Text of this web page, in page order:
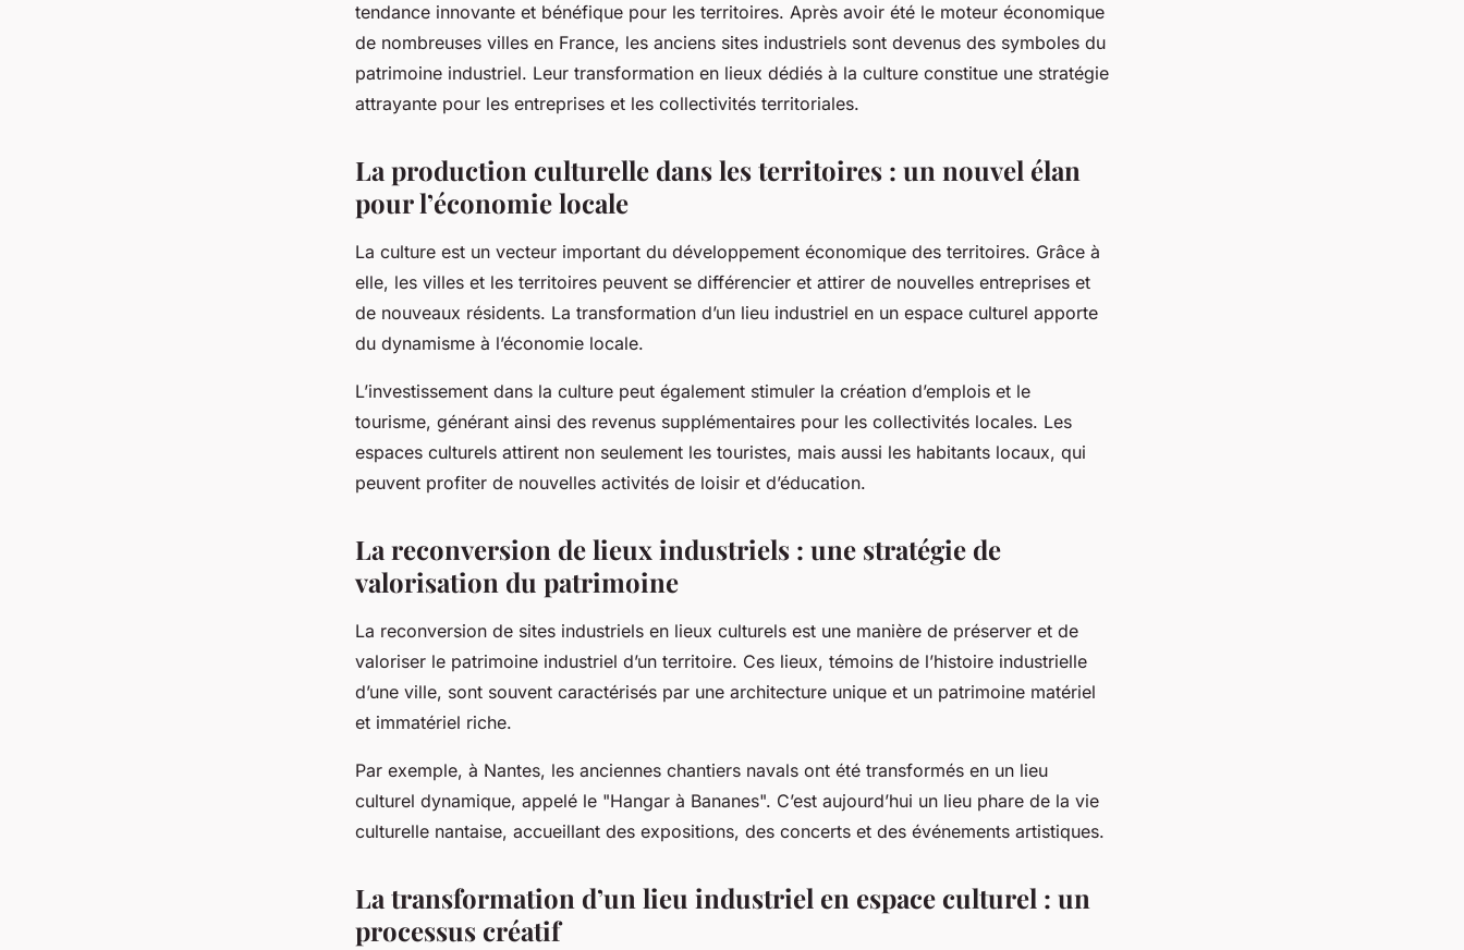
tendance innovante et bénéfique pour les territoires. Après avoir été le moteur économique
de nombreuses villes en France, les anciens sites industriels sont devenus des symboles du
patrimoine industriel. Leur transformation en lieux dédiés à la culture constitue une stratégie
attrayante pour les entreprises et les collectivités territoriales.
La production culturelle dans les territoires : un nouvel élan
pour l’économie locale
La culture est un vecteur important du développement économique des territoires. Grâce à
elle, les villes et les territoires peuvent se différencier et attirer de nouvelles entreprises et
de nouveaux résidents. La transformation d’un lieu industriel en un espace culturel apporte
du dynamisme à l’économie locale.
L’investissement dans la culture peut également stimuler la création d’emplois et le
tourisme, générant ainsi des revenus supplémentaires pour les collectivités locales. Les
espaces culturels attirent non seulement les touristes, mais aussi les habitants locaux, qui
peuvent profiter de nouvelles activités de loisir et d’éducation.
La reconversion de lieux industriels : une stratégie de
valorisation du patrimoine
La reconversion de sites industriels en lieux culturels est une manière de préserver et de
valoriser le patrimoine industriel d’un territoire. Ces lieux, témoins de l’histoire industrielle
d’une ville, sont souvent caractérisés par une architecture unique et un patrimoine matériel
et immatériel riche.
Par exemple, à Nantes, les anciennes chantiers navals ont été transformés en un lieu
culturel dynamique, appelé le "Hangar à Bananes". C’est aujourd’hui un lieu phare de la vie
culturelle nantaise, accueillant des expositions, des concerts et des événements artistiques.
La transformation d’un lieu industriel en espace culturel : un
processus créatif